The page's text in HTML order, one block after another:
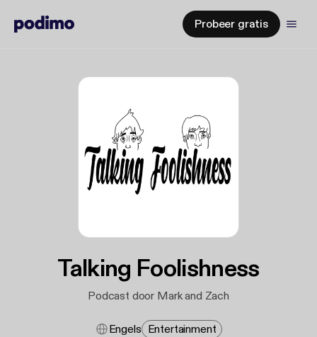
Probeer gratis
Talking Foolishness
Podcast door Mark and Zach
Engels Entertainment